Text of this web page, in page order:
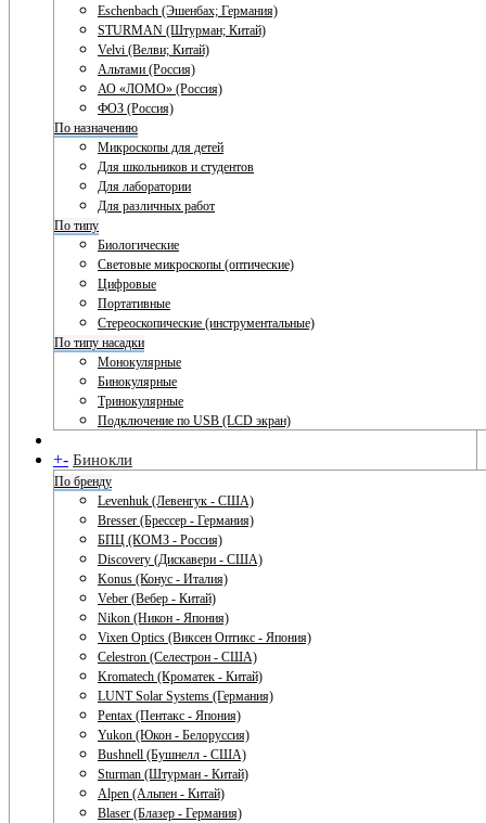
Eschenbach (Эшенбах; Германия)
STURMAN (Штурман; Китай)
Velvi (Велви; Китай)
Альтами (Россия)
АО «ЛОМО» (Россия)
ФОЗ (Россия)
По назначению
Микроскопы для детей
Для школьников и студентов
Для лаборатории
Для различных работ
По типу
Биологические
Световые микроскопы (оптические)
Цифровые
Портативные
Стереоскопические (инструментальные)
По типу насадки
Монокулярные
Бинокулярные
Тринокулярные
Подключение по USB (LCD экран)
+- Бинокли
По бренду
Levenhuk (Левенгук - США)
Bresser (Брессер - Германия)
БПЦ (КОМЗ - Россия)
Discovery (Дискавери - США)
Konus (Конус - Италия)
Veber (Вебер - Китай)
Nikon (Никон - Япония)
Vixen Optics (Виксен Оптикс - Япония)
Celestron (Селестрон - США)
Kromatech (Кроматек - Китай)
LUNT Solar Systems (Германия)
Pentax (Пентакс - Япония)
Yukon (Юкон - Белоруссия)
Bushnell (Бушнелл - США)
Sturman (Штурман - Китай)
Alpen (Альпен - Китай)
Blaser (Блазер - Германия)